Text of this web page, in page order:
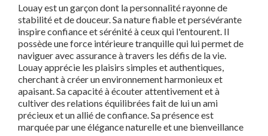
Louay est un garçon dont la personnalité rayonne de
stabilité et de douceur. Sa nature fiable et persévérante
inspire confiance et sérénité à ceux qui l'entourent. Il
possède une force intérieure tranquille qui lui permet de
naviguer avec assurance à travers les défis de la vie.
Louay apprécie les plaisirs simples et authentiques,
cherchant à créer un environnement harmonieux et
apaisant. Sa capacité à écouter attentivement et à
cultiver des relations équilibrées fait de lui un ami
précieux et un allié de confiance. Sa présence est
marquée par une élégance naturelle et une bienveillance